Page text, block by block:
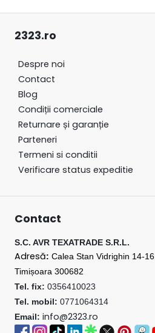
2323.ro
Despre noi
Contact
Blog
Condiții comerciale
Returnare și garanție
Parteneri
Termeni si conditii
Verificare status expeditie
Contact
S.C. AVR TEXATRADE S.R.L.
Adresă: Calea Stan Vidrighin 14-16,
Timișoara 300682
Tel. fix: 0356410023
Tel. mobil: 0771064314
Email: info@2323.ro